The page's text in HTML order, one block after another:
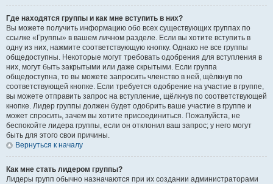
Где находятся группы и как мне вступить в них?
Вы можете получить информацию обо всех существующих группах по
ссылке «Группы» в вашем личном разделе. Если вы хотите вступить в
одну из них, нажмите соответствующую кнопку. Однако не все группы
общедоступны. Некоторые могут требовать одобрения для вступления в
них, могут быть закрытыми или даже скрытыми. Если группа
общедоступна, то вы можете запросить членство в ней, щёлкнув по
соответствующей кнопке. Если требуется одобрение на участие в группе,
вы можете отправить запрос на вступление, щёлкнув по соответствующей
кнопке. Лидер группы должен будет одобрить ваше участие в группе и
может спросить, зачем вы хотите присоединиться. Пожалуйста, не
беспокойте лидера группы, если он отклонил ваш запрос; у него могут
быть для этого свои причины.
Вернуться к началу
Как мне стать лидером группы?
Лидеры групп обычно назначаются при их создании администраторами